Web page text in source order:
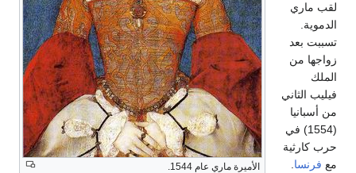
الأميرة ماري عام 1544.
لقب ماري
الدموية.
تسببت بعد
زواجها من
الملك
فيليب الثاني
من أسبانيا
(1554) في
حرب كارثية
مع فرنسا